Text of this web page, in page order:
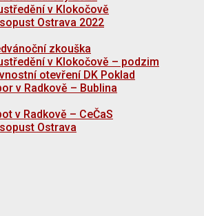
v Klokočově
Ostrava 2022
zkouška
v Klokočově – podzim
otevření DK Poklad
v Radkově – Bublina
v Radkově – CeČaS
Ostrava